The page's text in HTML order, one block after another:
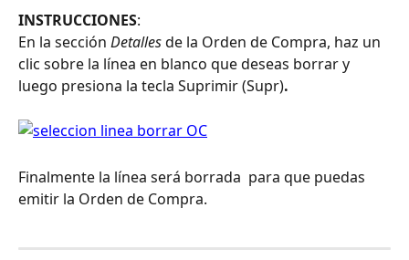
INSTRUCCIONES:
En la sección Detalles de la Orden de Compra, haz un
clic sobre la línea en blanco que deseas borrar y
luego presiona la tecla Suprimir (Supr).
Finalmente la línea será borrada  para que puedas
emitir la Orden de Compra.